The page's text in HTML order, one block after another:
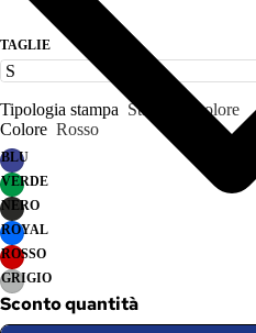
Colore Rosso
BLU
VERDE
NERO
ROYAL
ROSSO
GRIGIO
Tipologia stampa Stampa 1 colore
TAGLIE
Sconto quantità